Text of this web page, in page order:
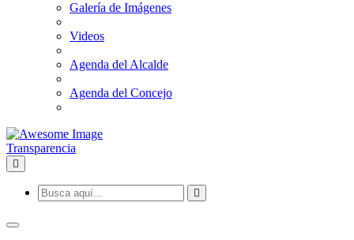
Galería de Imágenes
Videos
Agenda del Alcalde
Agenda del Concejo
Transparencia